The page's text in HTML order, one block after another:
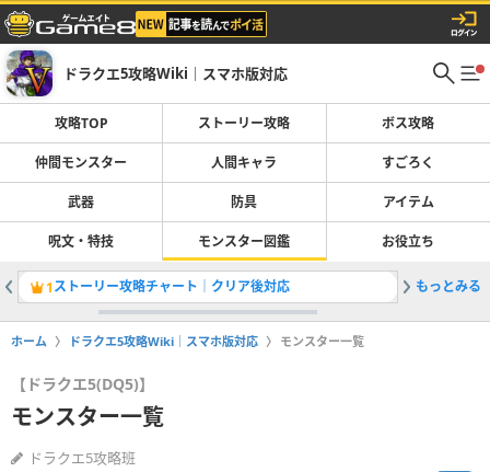
ドラクエ5攻略Wiki｜スマホ版対応
攻略TOP ストーリー攻略 ボス攻略
仲間モンスター 人間キャラ すごろく
武器 防具 アイテム
呪文・特技 モンスター図鑑 お役立ち
1ストーリー攻略チャート｜クリア後対応 2最強仲
もっとみる
ホーム ドラクエ5攻略Wiki｜スマホ版対応 モンスター一覧
【ドラクエ5(DQ5)】
モンスター一覧
ドラクエ5攻略班